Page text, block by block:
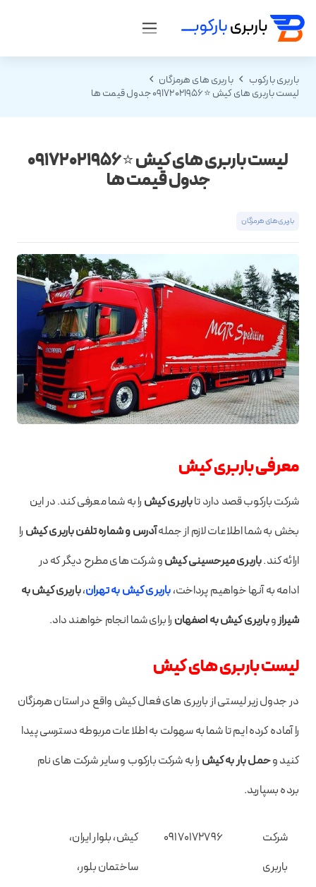
باربری بارکوب
باربری های هرمزگان
لیست باربری های کیش ⭐️09172021956 جدول قیمت ها
لیست باربری های کیش ⭐️09172021956
جدول قیمت ها
باربری های هرمزگان
معرفی باربری کیش
شرکت بارکوب قصد دارد تاباربری کیش را به شما معرفی کند. در این
بخش به شما اطلاعات لازم از جملهآدرس و شماره تلفن باربری کیش را
ارائه کند.باربری میرحسینی کیشو شرکت های مطرح دیگر که در
ادامه به آنها خواهیم پرداخت،باربری کیش به تهران،باربری کیش به
شیرازوباربری کیش به اصفهان را برای شما انجام خواهند داد.
لیست باربری های کیش
در جدول زیر لیستی از باربری های فعال کیش واقع در استان هرمزگان
را آماده کرده ایم تا شما به سهولت به اطلاعات مربوطه دسترسی پیدا
کنید وحمل بار به کیش را به شرکت بارکوب و سایر شرکت های نام
برده بسپارید.
شرکت
باربری
۰۹۱۷۰۱۷۲۷۹۶
کیش، بلوار ایران،
ساختمان بلور،